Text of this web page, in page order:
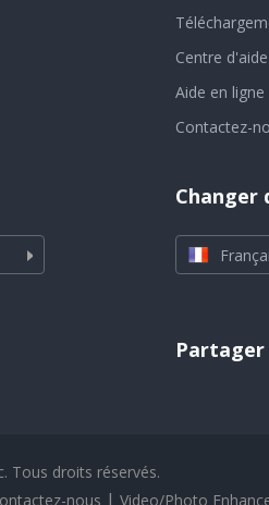
Centre d'aide
Aide en ligne
Contactez-
Changer
Partager
Tous droits réservés.
nous | Video/Photo